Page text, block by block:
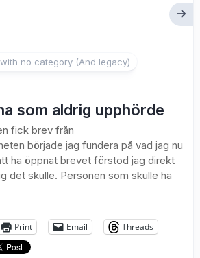
no category (And legacy)
som aldrig upphörde
fick brev från
började jag fundera på vad jag nu
ha öppnat brevet förstod jag direkt
det skulle. Personen som skulle ha
Print Email
Threads